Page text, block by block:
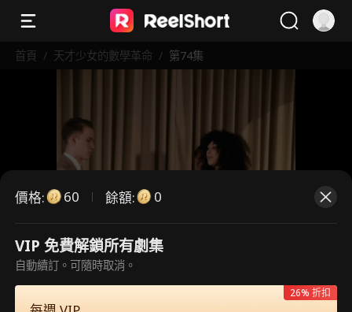
首頁 / 天才少女的數學革命 / 第74集
這是付費劇集。請解鎖後觀看。
價格: 60 餘額: 0
VIP 免費解鎖所有劇集
自動續訂。可隨時取消。
26% 折扣